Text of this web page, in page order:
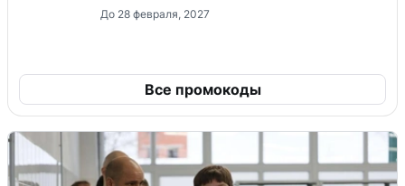
До 28 февраля, 2027
Все промокоды